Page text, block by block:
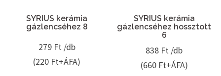
SYRIUS kerámia
gázlencséhez 8
279 Ft /db
(220 Ft+ÁFA)
SYRIUS kerámia
gázlencséhez hossztott
6
838 Ft /db
(660 Ft+ÁFA)